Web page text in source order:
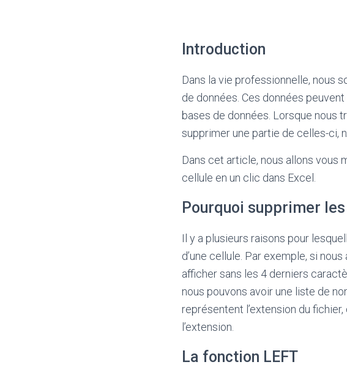
Introduction
Dans la vie professionnelle, nous
de données. Ces données
bases de données. Lorsque nous
supprimer une partie de celles-ci,
Dans cet article, nous allons vous
cellule en un clic dans Excel.
Pourquoi supprimer
Il y a plusieurs raisons pour
d’une cellule. Par exemple, si
afficher sans les 4 derniers
nous pouvons avoir une liste de
représentent l’extension du
l’extension.
La fonction LEFT